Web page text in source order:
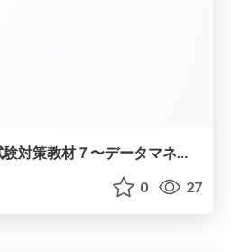
データマネジメント試験対策教材７〜データマネジメント実践〜
0 27